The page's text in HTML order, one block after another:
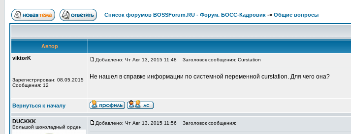
Список форумов BOSSForum.RU - Форум. БОСС-Кадровик -> Общие вопросы
Автор
viktorK
Зарегистрирован: 08.05.2015
Сообщения: 12
Добавлено: Чт Авг 13, 2015 11:48 Заголовок сообщения: Curstation
Не нашел в справке информации по системной переменной curstation. Для чего она?
Вернуться к началу
DUCKKK
Большой шоколадный орден
Добавлено: Чт Авг 13, 2015 11:56 Заголовок сообщения: